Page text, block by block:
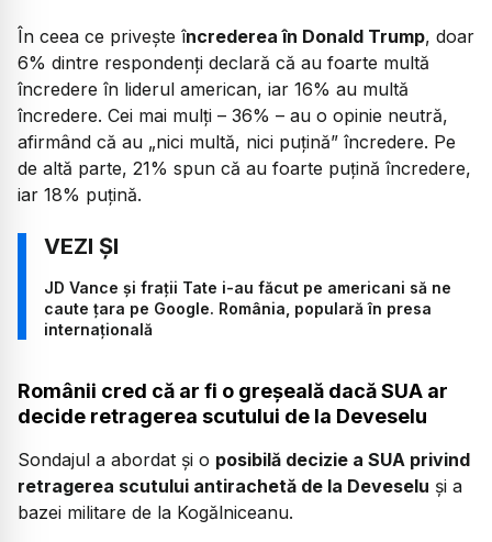
În ceea ce privește încrederea în Donald Trump, doar
6% dintre respondenți declară că au foarte multă
încredere în liderul american, iar 16% au multă
încredere. Cei mai mulți – 36% – au o opinie neutră,
afirmând că au „nici multă, nici puțină” încredere. Pe
de altă parte, 21% spun că au foarte puțină încredere,
iar 18% puțină.
JD Vance și frații Tate i-au făcut pe americani să ne
caute țara pe Google. România, populară în presa
internațională
Românii cred că ar fi o greșeală dacă SUA ar
decide retragerea scutului de la Deveselu
Sondajul a abordat și o posibilă decizie a SUA privind
retragerea scutului antirachetă de la Deveselu și a
bazei militare de la Kogălniceanu.